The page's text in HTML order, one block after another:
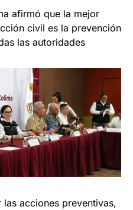
afirmó que la mejor
civil es la prevención
las autoridades
acciones preventivas,